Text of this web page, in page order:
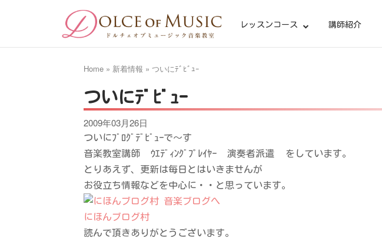
Home
レッスンコース 講師紹介
Home » 新着情報 » ついにﾃﾞﾋﾞｭｰ
ついにﾃﾞﾋﾞｭｰ
2009年03月26日
ついにﾌﾞﾛｸﾞﾃﾞﾋﾞｭｰで～す
音楽教室講師
ｳｴﾃﾞｨﾝｸﾞﾌﾟﾚｲﾔｰ 演奏者派遣
をしています。
とりあえず、更新は毎日とはいきませんが
お役立ち情報などを中心に・・と思っています。
にほんブログ村
読んで頂きありがとうございます。